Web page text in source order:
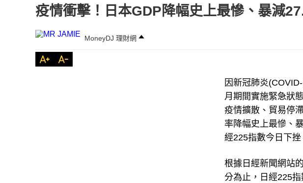
疫情衝擊！日本GDP降幅史上最慘、暴減
MoneyDJ 理財網
因新冠肺炎
月期間實施緊急狀
疫情擴散、貿易停
率降幅史上最慘、
經225指數今日下挫
根據日經新聞網站
分為止，日經225